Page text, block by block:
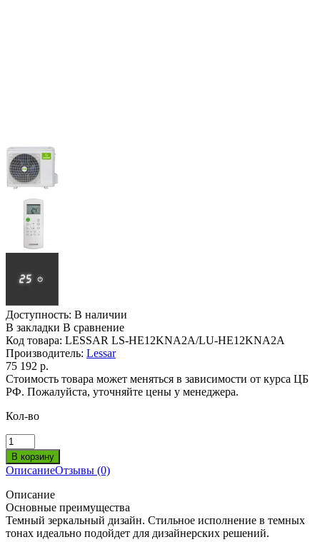
Доступность: В наличии
В закладки В сравнение
Код товара: LESSAR LS-HE12KNA2A/LU-HE12KNA2A
Производитель: Lessar
75 192 р.
Стоимость товара может меняться в зависимости от курса ЦБ
РФ. Пожалуйста, уточняйте цены у менеджера.
Кол-во
ОписаниеОтзывы (0)
Описание
Основные преимущества
Темный зеркальный дизайн. Стильное исполнение в темных
тонах идеально подойдет для дизайнерских решений.